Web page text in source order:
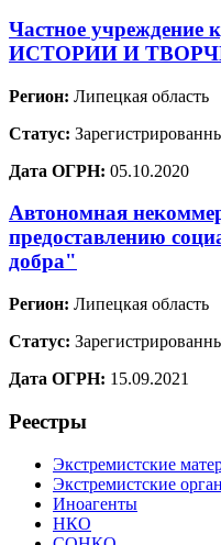
Частное
ИСТОРИИ И
Регион: Липецкая область
Статус:
Дата ОГРН: 05.10.2020
Автономная
предоставлению
добра"
Регион: Липецкая область
Статус:
Дата ОГРН: 15.09.2021
Реестры
Экстремистские
Экстремистские
Иноагенты
НКО